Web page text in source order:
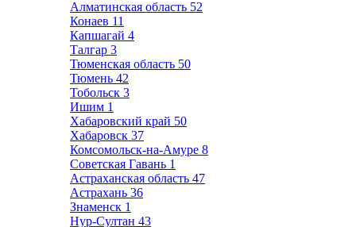
Алматинская область 52
Конаев 11
Капшагай 4
Талгар 3
Тюменская область 50
Тюмень 42
Тобольск 3
Ишим 1
Хабаровский край 50
Хабаровск 37
Комсомольск-на-Амуре 8
Советская Гавань 1
Астраханская область 47
Астрахань 36
Знаменск 1
Нур-Султан 43